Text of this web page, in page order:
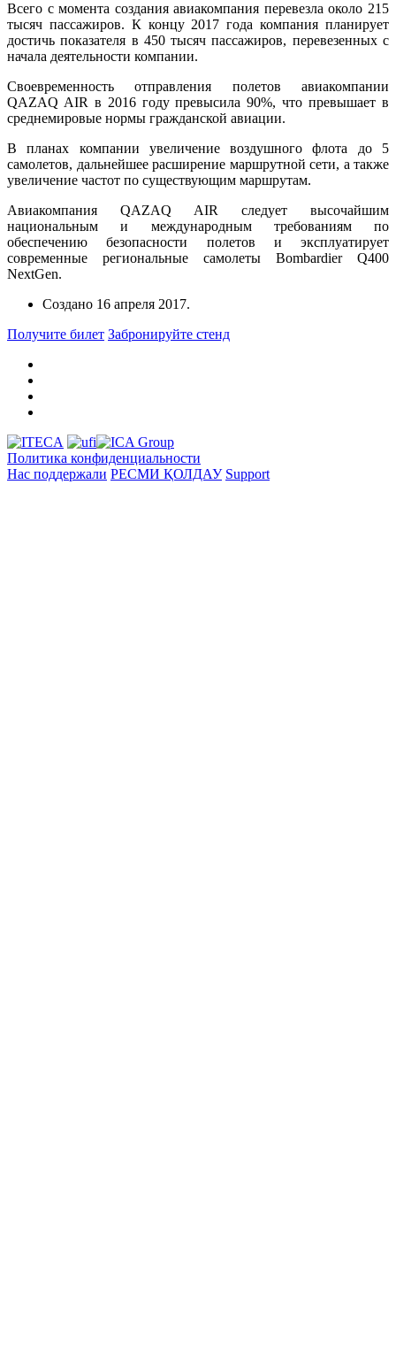
Всего с момента создания авиакомпания перевезла около 215
тысяч пассажиров. К концу 2017 года компания планирует
достичь показателя в 450 тысяч пассажиров, перевезенных с
начала деятельности компании.
Своевременность отправления полетов авиакомпании
QAZAQ AIR в 2016 году превысила 90%, что превышает в
среднемировые нормы гражданской авиации.
В планах компании увеличение воздушного флота до 5
самолетов, дальнейшее расширение маршрутной сети, а также
увеличение частот по существующим маршрутам.
Авиакомпания QAZAQ AIR следует высочайшим
национальным и международным требованиям по
обеспечению безопасности полетов и эксплуатирует
современные региональные самолеты Bombardier Q400
NextGen.
Создано 16 апреля 2017.
Получите билет Забронируйте стенд
Политика конфиденциальности
Нас поддержали РЕСМИ ҚОЛДАУ Support